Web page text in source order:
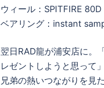
ウィール：SPITFIRE
ベアリング：instant
翌日RAD龍が浦安店に。
レゼントしようと思って
兄弟の熱いつながりを見